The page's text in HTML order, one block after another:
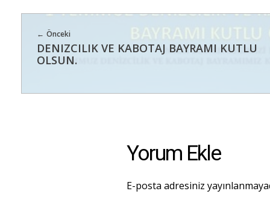
Önceki
DENIZCILIK VE KABOTAJ BAYRAMI KUTLU
OLSUN.
Yorum Ekle
E-posta adresiniz